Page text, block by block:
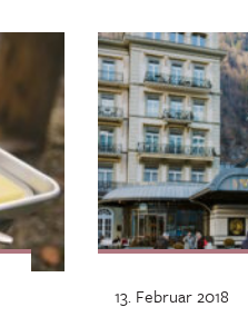
13. Februar 2018